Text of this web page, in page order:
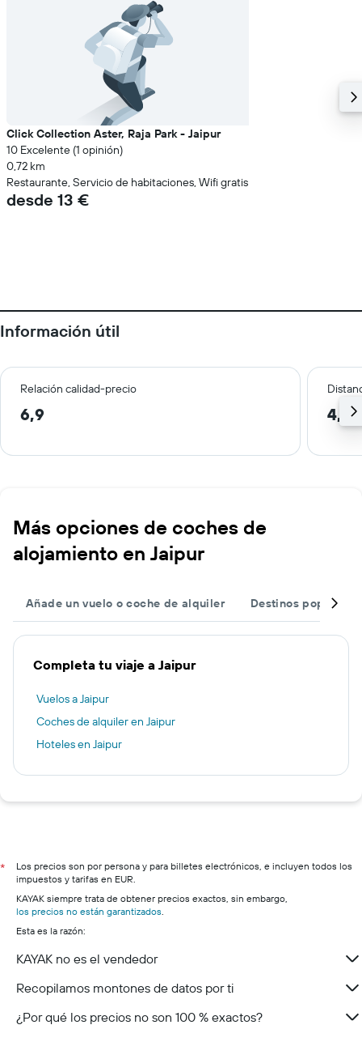
Click Collection Aster, Raja Park - Jaipur
10 Excelente (1 opinión)
0,72 km
Restaurante, Servicio de habitaciones, Wifi gratis
desde 13 €
Información útil
Relación calidad-precio
6,9 4,9
Más opciones de coches de
alojamiento en Jaipur
Añade un vuelo o coche de alquiler Destinos populares
Completa tu viaje a Jaipur
Vuelos a Jaipur
Coches de alquiler en Jaipur
Hoteles en Jaipur
*
Los precios son por persona y para billetes electrónicos, e incluyen todos los
impuestos y tarifas en EUR.
KAYAK siempre trata de obtener precios exactos, sin embargo,
los precios no están garantizados.
Esta es la razón:
KAYAK no es el vendedor
Recopilamos montones de datos por ti
¿Por qué los precios no son 100 % exactos?